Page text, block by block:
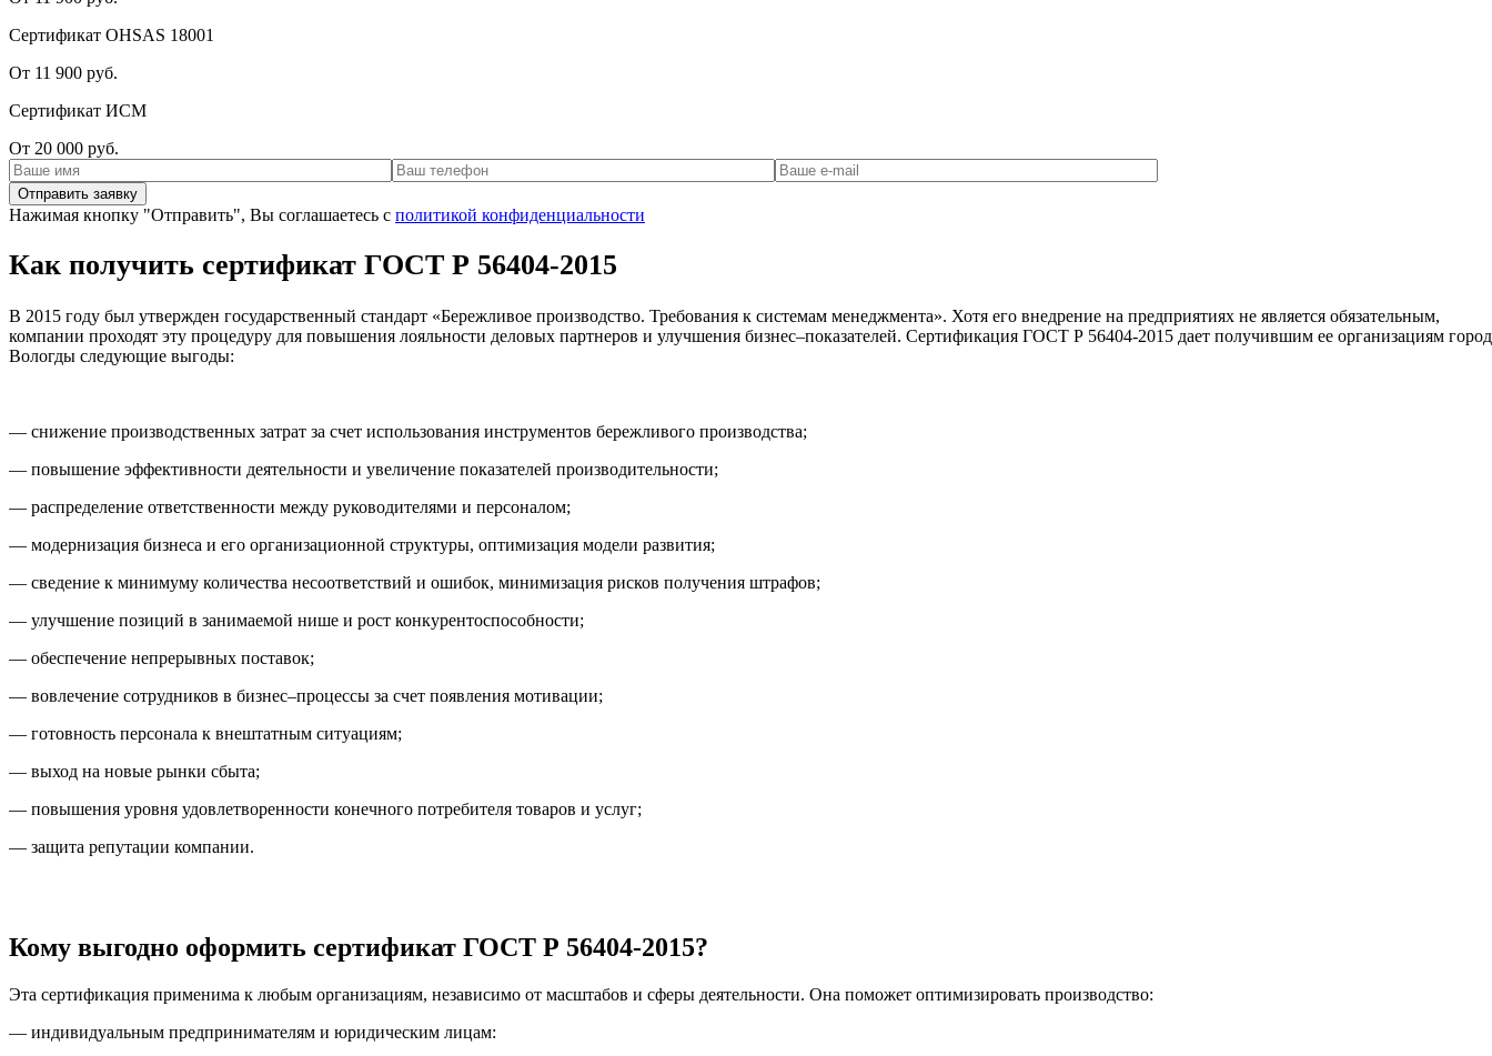
Сертификат OHSAS 18001
От 11 900 руб.
Сертификат ИСМ
От 20 000 руб.
Нажимая кнопку "Отправить", Вы соглашаетесь с политикой конфиденциальности
Как получить сертификат ГОСТ Р 56404-2015
В 2015 году был утвержден государственный стандарт «Бережливое производство. Требования к системам менеджмента». Хотя его внедрение на предприятиях не является обязательным,
компании проходят эту процедуру для повышения лояльности деловых партнеров и улучшения бизнес–показателей. Сертификация ГОСТ Р 56404-2015 дает получившим ее организациям
Вологды следующие выгоды:
— снижение производственных затрат за счет использования инструментов бережливого производства;
— повышение эффективности деятельности и увеличение показателей производительности;
— распределение ответственности между руководителями и персоналом;
— модернизация бизнеса и его организационной структуры, оптимизация модели развития;
— сведение к минимуму количества несоответствий и ошибок, минимизация рисков получения штрафов;
— улучшение позиций в занимаемой нише и рост конкурентоспособности;
— обеспечение непрерывных поставок;
— вовлечение сотрудников в бизнес–процессы за счет появления мотивации;
— готовность персонала к внештатным ситуациям;
— выход на новые рынки сбыта;
— повышения уровня удовлетворенности конечного потребителя товаров и услуг;
— защита репутации компании.
Кому выгодно оформить сертификат ГОСТ Р 56404-2015?
Эта сертификация применима к любым организациям, независимо от масштабов и сферы деятельности. Она поможет оптимизировать производство:
— индивидуальным предпринимателям и юридическим лицам: